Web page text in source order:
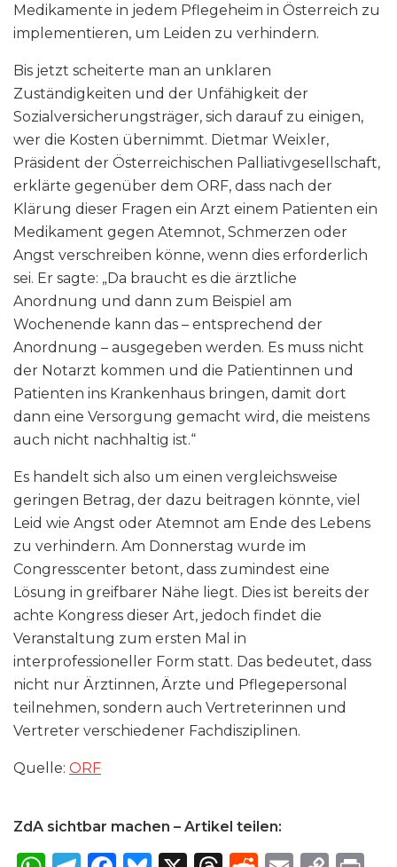
Medikamente in jedem Pflegeheim in Österreich zu
implementieren, um Leiden zu verhindern.
Bis jetzt scheiterte man an unklaren
Zuständigkeiten und der Unfähigkeit der
Sozialversicherungsträger, sich darauf zu einigen,
wer die Kosten übernimmt. Dietmar Weixler,
Präsident der Österreichischen Palliativgesellschaft,
erklärte gegenüber dem ORF, dass nach der
Klärung dieser Fragen ein Arzt einem Patienten ein
Medikament gegen Atemnot, Schmerzen oder
Angst verschreiben könne, wenn dies erforderlich
sei. Er sagte: „Da braucht es die ärztliche
Anordnung und dann zum Beispiel am
Wochenende kann das – entsprechend der
Anordnung – ausgegeben werden. Es muss nicht
der Notarzt kommen und die Patientinnen und
Patienten ins Krankenhaus bringen, damit dort
dann eine Versorgung gemacht wird, die meistens
auch nicht nachhaltig ist.“
Es handelt sich also um einen vergleichsweise
geringen Betrag, der dazu beitragen könnte, viel
Leid wie Angst oder Atemnot am Ende des Lebens
zu verhindern. Am Donnerstag wurde im
Congresscenter betont, dass zumindest eine
Lösung in greifbarer Nähe liegt. Dies ist bereits der
achte Kongress dieser Art, jedoch findet die
Veranstaltung zum ersten Mal in
interprofessioneller Form statt. Das bedeutet, dass
nicht nur Ärztinnen, Ärzte und Pflegepersonal
teilnehmen, sondern auch Vertreterinnen und
Vertreter verschiedener Fachdisziplinen.
Quelle: ORF
ZdA sichtbar machen – Artikel teilen: